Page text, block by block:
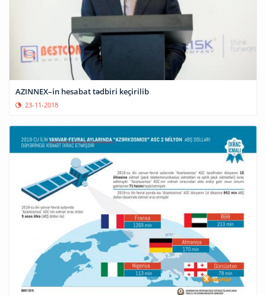
AZINNEX–in hesabat tədbiri keçirilib
23-11-2018